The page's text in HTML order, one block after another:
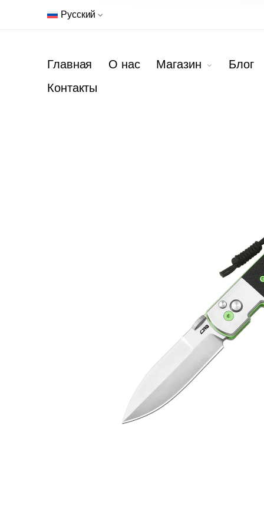
Русский
Главная О нас Магазин
Блог
Контакты